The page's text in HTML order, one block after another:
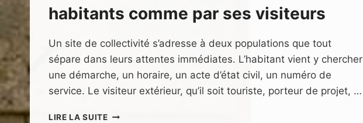
habitants comme par ses visiteurs
Un site de collectivité s’adresse à deux populations que tout
sépare dans leurs attentes immédiates. L’habitant vient y chercher
une démarche, un horaire, un acte d’état civil, un numéro de
service. Le visiteur extérieur, qu’il soit touriste, porteur de projet, …
LIRE LA SUITESITE